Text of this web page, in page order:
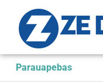
Parauapebas